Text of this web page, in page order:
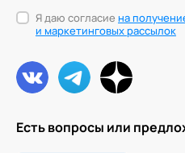
Есть вопросы или
Я даю согласие на
и маркетинговых рассылок